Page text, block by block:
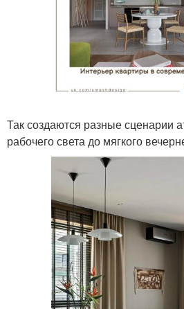
Так создаются разные сценарии
рабочего света до мягкого